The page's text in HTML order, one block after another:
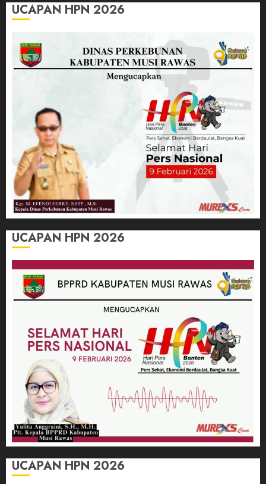
UCAPAN HPN 2026
UCAPAN HPN 2026
UCAPAN HPN 2026